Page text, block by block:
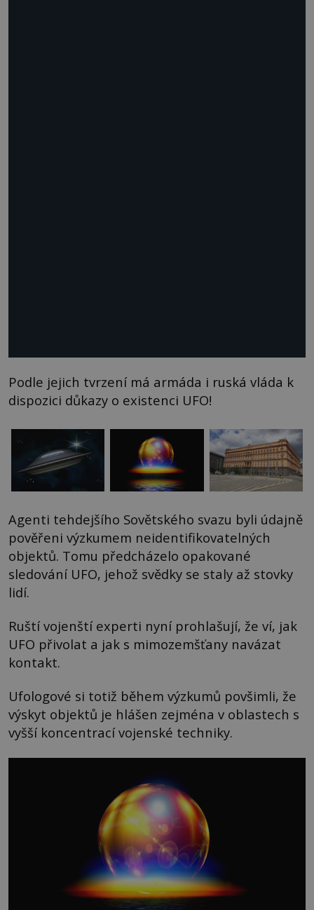
Podle jejich tvrzení má armáda i ruská vláda k
dispozici důkazy o existenci UFO!
Agenti tehdejšího Sovětského svazu byli údajně
pověřeni výzkumem neidentifikovatelných
objektů. Tomu předcházelo opakované
sledování UFO, jehož svědky se staly až stovky
lidí.
Ruští vojenští experti nyní prohlašují, že ví, jak
UFO přivolat a jak s mimozemšťany navázat
kontakt.
Ufologové si totiž během výzkumů povšimli, že
výskyt objektů je hlášen zejména v oblastech s
vyšší koncentrací vojenské techniky.